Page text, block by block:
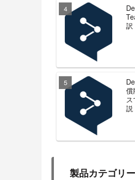
訳
償
説
製品カテゴリー